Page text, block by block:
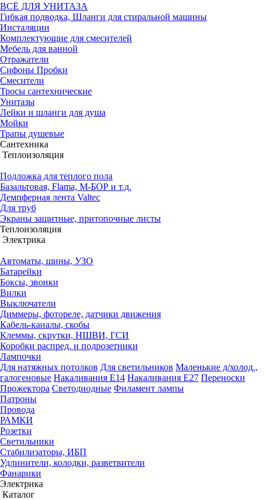
ВСЁ ДЛЯ УНИТАЗА
Гибкая подводка, Шланги для стиральной машины
Инсталяции
Комплектующие для смесителей
Мебель для ванной
Отражатели
Сифоны Пробки
Смесители
Тросы сантехнические
Унитазы
Лейки и шланги для душа
Мойки
Трапы душевые
Сантехника
Теплоизоляция
Подложка для теплого пола
Базальтовая, Flama, М-БОР и т.д.
Демпферная лента Valtec
Для труб
Экраны защитные, притопочные листы
Теплоизоляция
Электрика
Автоматы, шины, УЗО
Батарейки
Боксы, звонки
Вилки
Выключатели
Диммеры, фотореле, датчики движения
Кабель-каналы, скобы
Клеммы, скрутки, НШВИ, ГСИ
Коробки распред. и подрозетники
Лампочки
Для натяжных потолков Для светильников Маленькие д/холод.,
галогеновые Накаливания Е14 Накаливания Е27 Переноски
Прожектора Светодиодные Филамент лампы
Патроны
Провода
РАМКИ
Розетки
Светильники
Стабилизаторы, ИБП
Удлинители, колодки, разветвители
Фанарики
Электрика
Каталог